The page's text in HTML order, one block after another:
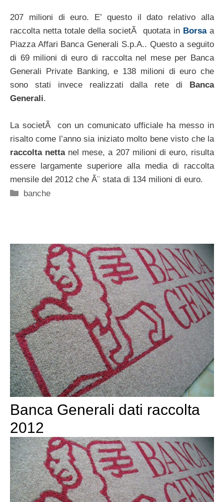
207 milioni di euro. E’ questo il dato relativo alla
raccolta netta totale della societÃ quotata in Borsaa
Piazza Affari Banca Generali S.p.A.. Questo a seguito
di 69 milioni di euro di raccolta nel mese per Banca
Generali Private Banking, e 138 milioni di euro che
sono stati invece realizzati dalla rete di Banca
Generali.
La societÃ con un comunicato ufficiale ha messo in
risalto come l’anno sia iniziato molto bene visto che la
raccolta nettanel mese, a 207 milioni di euro, risulta
essere largamente superiore alla media di raccolta
mensile del 2012 che Ã¨ stata di 134 milioni di euro.
Categorie
banche
Banca Generali dati raccolta
2012